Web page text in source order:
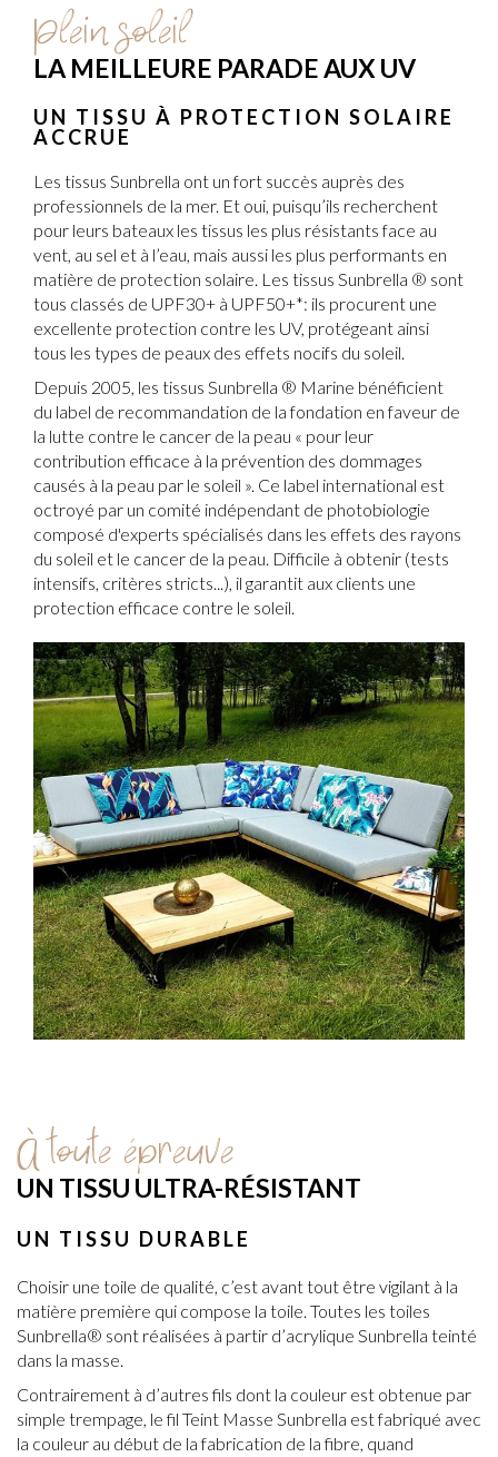
Plein soleil
LA MEILLEURE PARADE AUX UV
UN TISSU À PROTECTION SOLAIRE
ACCRUE
Les tissus Sunbrella ont un fort succès auprès des
professionnels de la mer. Et oui, puisqu’ils recherchent
pour leurs bateaux les tissus les plus résistants face au
vent, au sel et à l’eau, mais aussi les plus performants en
matière de protection solaire. Les tissus Sunbrella ® sont
tous classés de UPF30+ à UPF50+*: ils procurent une
excellente protection contre les UV, protégeant ainsi
tous les types de peaux des effets nocifs du soleil.
Depuis 2005, les tissus Sunbrella ® Marine bénéficient
du label de recommandation de la fondation en faveur de
la lutte contre le cancer de la peau « pour leur
contribution efficace à la prévention des dommages
causés à la peau par le soleil ». Ce label international est
octroyé par un comité indépendant de photobiologie
composé d'experts spécialisés dans les effets des rayons
du soleil et le cancer de la peau. Difficile à obtenir (tests
intensifs, critères stricts...), il garantit aux clients une
protection efficace contre le soleil.
À toute épreuve
UN TISSU ULTRA-RÉSISTANT
UN TISSU DURABLE
Choisir une toile de qualité, c’est avant tout être vigilant à la
matière première qui compose la toile. Toutes les toiles
Sunbrella® sont réalisées à partir d’acrylique Sunbrella teinté
dans la masse.
Contrairement à d’autres fils dont la couleur est obtenue par
simple trempage, le fil Teint Masse Sunbrella est fabriqué avec
la couleur au début de la fabrication de la fibre, quand